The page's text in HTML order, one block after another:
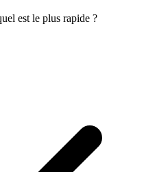
est le plus rapide ?